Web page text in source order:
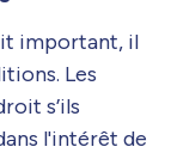
important, il
Les
s’ils
l'intérêt de